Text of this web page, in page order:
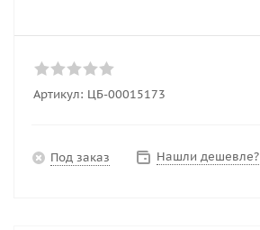
Артикул: ЦБ-00015173
Под заказ Нашли дешевле?